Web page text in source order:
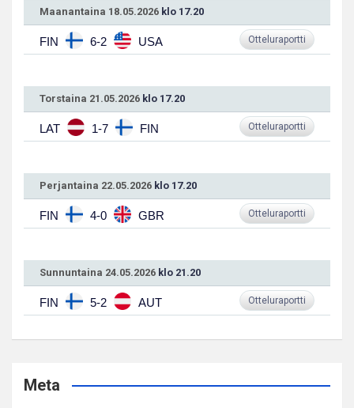
Maanantaina 18.05.2026 klo 17.20
FIN 6-2 USA Otteluraportti
Torstaina 21.05.2026 klo 17.20
LAT 1-7 FIN Otteluraportti
Perjantaina 22.05.2026 klo 17.20
FIN 4-0 GBR Otteluraportti
Sunnuntaina 24.05.2026 klo 21.20
FIN 5-2 AUT Otteluraportti
Meta